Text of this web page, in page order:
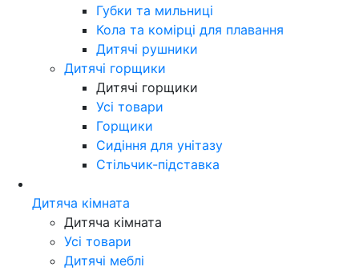
Губки та мильниці
Кола та комірці для плавання
Дитячі рушники
Дитячі горщики
Дитячі горщики
Усі товари
Горщики
Сидіння для унітазу
Стільчик-підставка
Дитяча кімната
Дитяча кімната
Усі товари
Дитячі меблі